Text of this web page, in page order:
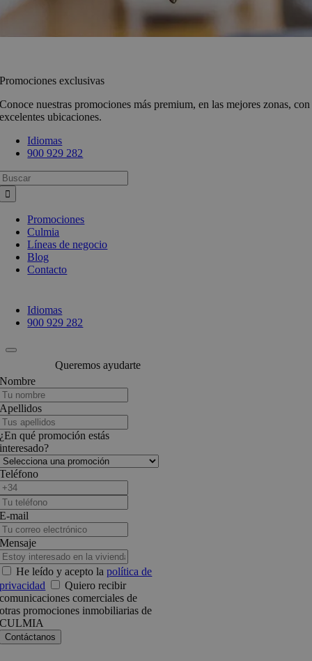
Promociones exclusivas
Conoce nuestras promociones más premium, en las mejores zonas, con
excelentes ubicaciones.
Idiomas
900 929 282
Promociones
Culmia
Líneas de negocio
Blog
Contacto
Idiomas
900 929 282
Queremos ayudarte
Nombre
Apellidos
¿En qué promoción estás
interesado?
Teléfono
E-mail
Mensaje
He leído y acepto lapolítica de
privacidad
Quiero recibir
comunicaciones comerciales de
otras promociones inmobiliarias de
CULMIA